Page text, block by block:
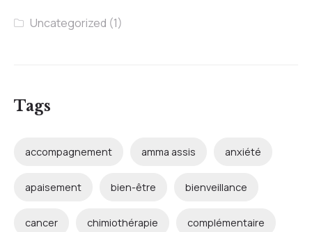
Uncategorized (1)
Tags
accompagnement amma assis anxiété
apaisement bien-être bienveillance
cancer chimiothérapie complémentaire